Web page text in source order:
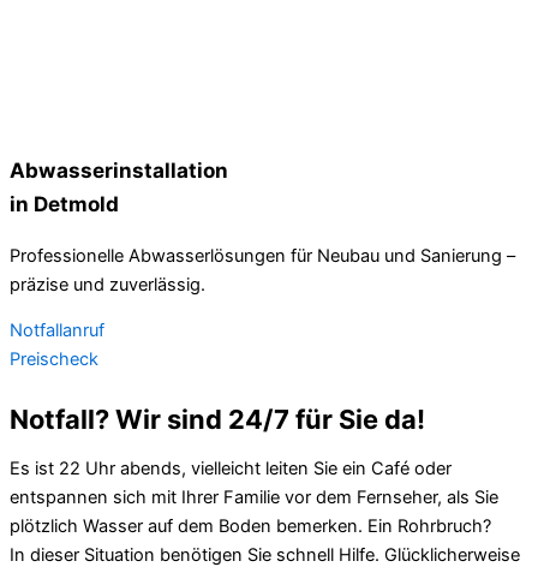
Abwasserinstallation
in Detmold
Professionelle Abwasserlösungen für Neubau und Sanierung –
präzise und zuverlässig.
Notfallanruf
Preischeck
Notfall? Wir sind 24/7 für Sie da!
Es ist 22 Uhr abends, vielleicht leiten Sie ein Café oder
entspannen sich mit Ihrer Familie vor dem Fernseher, als Sie
plötzlich Wasser auf dem Boden bemerken. Ein Rohrbruch?
In dieser Situation benötigen Sie schnell Hilfe. Glücklicherweise